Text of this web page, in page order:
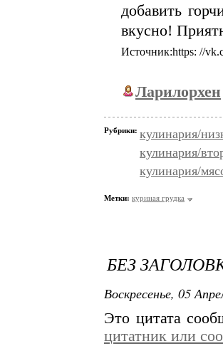
добавить
вкусно!
Источник:https: //
Ларилорхен
Рубрики: кулинария/
кулинария/
кулинария/
Метки: куриная грудка
БЕЗ
Воскресенье, 05
Это цитата
цитатник или